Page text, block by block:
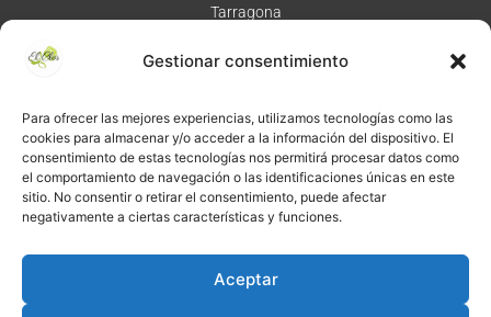
Gestionar consentimiento
Para ofrecer las mejores experiencias, utilizamos tecnologías como las
cookies para almacenar y/o acceder a la información del dispositivo. El
consentimiento de estas tecnologías nos permitirá procesar datos como
el comportamiento de navegación o las identificaciones únicas en este
sitio. No consentir o retirar el consentimiento, puede afectar
negativamente a ciertas características y funciones.
Aceptar
Tarragona
©2026·Créditos: Redacción: El Clos · Fotografía: Joaquim
Servidores y publicación:igualada.online· Contenido blog:
conten.blog